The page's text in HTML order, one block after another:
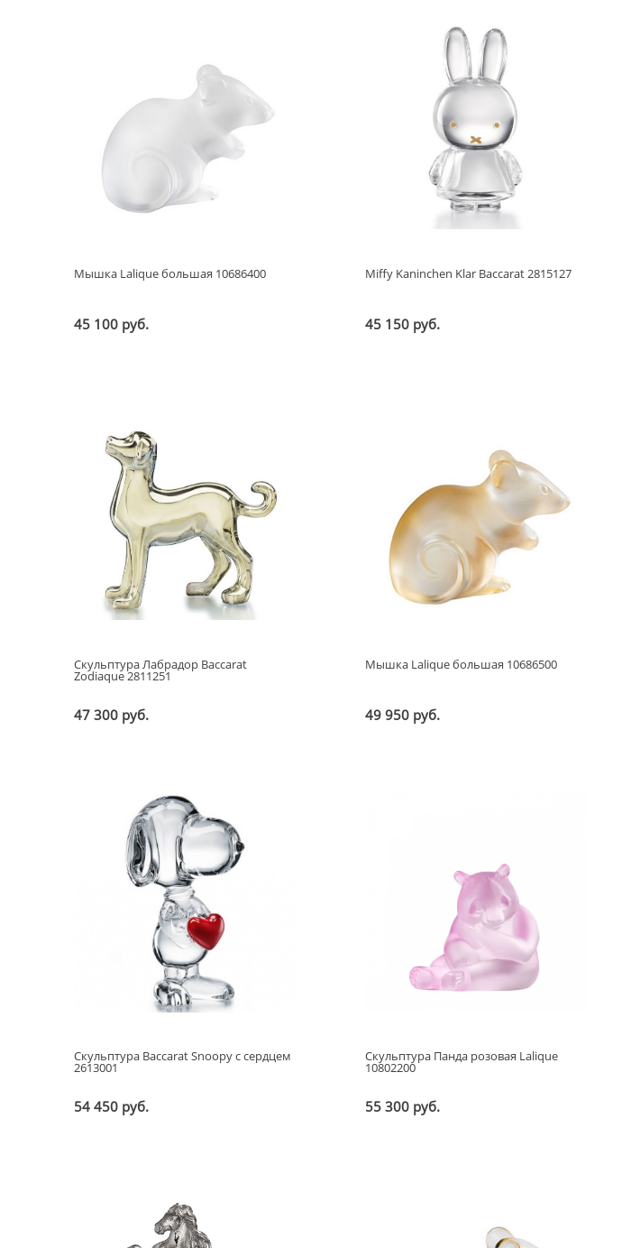
Мышка Lalique большая 10686400
45 100 руб.
Miffy Kaninchen Klar Baccarat 2815127
45 150 руб.
Скульптура Лабрадор Baccarat
Zodiaque 2811251
47 300 руб.
Мышка Lalique большая 10686500
49 950 руб.
Скульптура Baccarat Snoopy с сердцем
2613001
54 450 руб.
Скульптура Панда розовая Lalique
10802200
55 300 руб.